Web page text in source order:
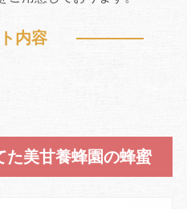
内容
た美甘養蜂園の蜂蜜